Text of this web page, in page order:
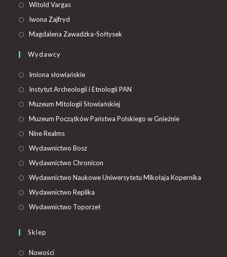
Witold Vargas
Iwona Zajfryd
Magdalena Zawadzka-Sołtysek
Wydawcy
Imiona słowiańskie
Instytut Archeologii i Etnologii PAN
Muzeum Mitologii Słowiańskiej
Muzeum Początków Państwa Polskiego w Gnieźnie
Nine Realms
Wydawnictwo Bosz
Wydawnictwo Chronicon
Wydawnictwo Naukowe Uniwersytetu Mikołaja Kopernika
Wydawnictwo Replika
Wydawnictwo Toporzeł
Sklep
Nowości